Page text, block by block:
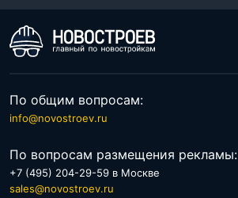
По общим вопросам:
info@novostroev.ru
По вопросам размещения рекламы:
+7 (495) 204-29-59 в Москве
sales@novostroev.ru